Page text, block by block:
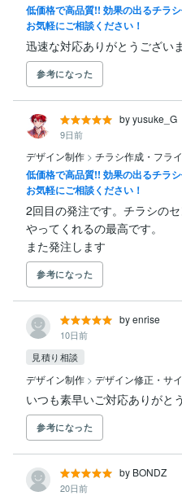
低価格で高品質!! 効果の出るチラ
お気軽にご相談ください！
迅速な対応ありがとうござい
参考になった
by yusuke_G
9日前
デザイン制作 > チラシ作成・フラ
低価格で高品質!! 効果の出るチラ
お気軽にご相談ください！
2回目の発注です。チラシの
やってくれるの最高です。
また発注します
参考になった
by enrise
10日前
見積り相談
デザイン制作 > デザイン修正・サ
いつも素早いご対応ありがと
参考になった
by BONDZ
20日前